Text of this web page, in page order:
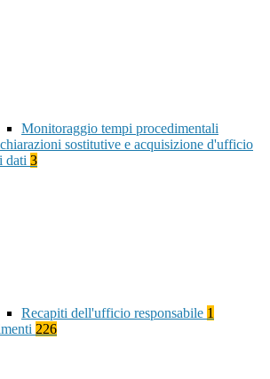
Monitoraggio tempi procedimentali
sostitutive e acquisizione d'ufficio
dati 3
Recapiti dell'ufficio responsabile 1
226